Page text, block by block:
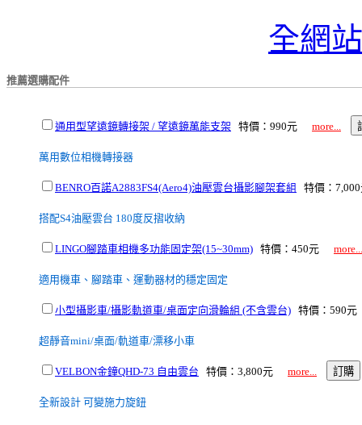
全網
推薦選購配件
通用型望遠鏡轉接架 / 望遠鏡萬能支架 特價：990元 more...
萬用數位相機轉接器
BENRO百諾A2883FS4(Aero4)油壓雲台攝影腳架套組 特價：
搭配S4油壓雲台 180度反摺收納
LINGO腳踏車相機多功能固定架(15~30mm) 特價：450元 more...
適用機車、腳踏車、運動器材的穩定固定
小型攝影車/攝影軌道車/桌面定向滑輪組 (不含雲台) 特價：590
超靜音mini/桌面/軌道車/漂移小車
VELBON金鐘QHD-73 自由雲台 特價：3,800元 more...
全新設計 可變施力旋鈕